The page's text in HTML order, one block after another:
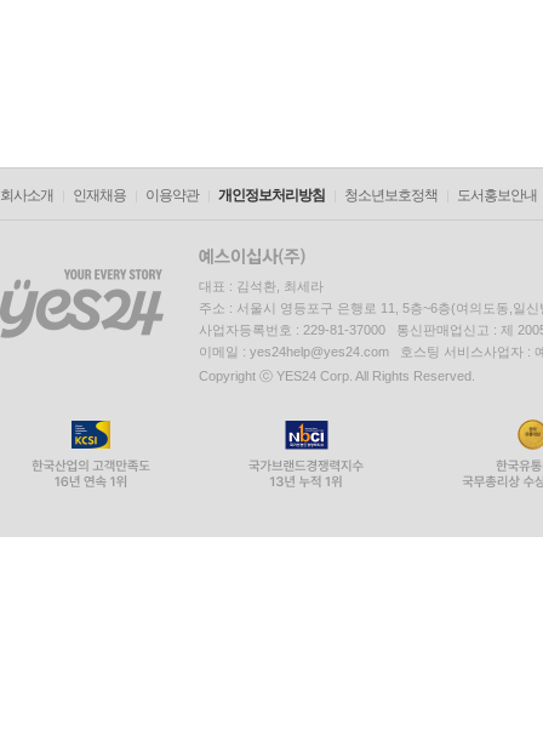
회사소개 인재채용 이용약관 개인정보처리방침 청소년보호정책 도서홍보안내
대표 : 김석환, 최세라
주소 : 서울시 영등포구 은행로 11, 5층~6층(여의도동,일신
사업자등록번호 : 229-81-37000 통신판매업신고 : 제
이메일 : yes24help@yes24.com 호스팅 서비스사업자 :
Copyright ⓒ YES24 Corp. All Rights Reserved.